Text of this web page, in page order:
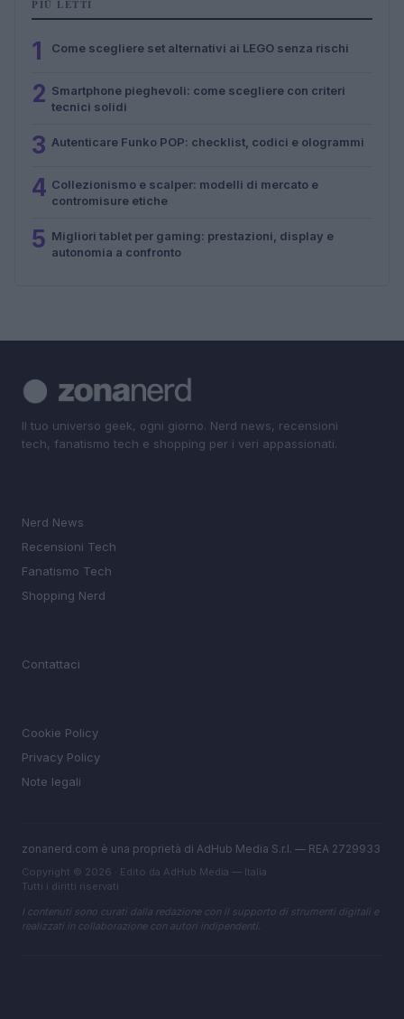
PIÙ LETTI
1 Come scegliere set alternativi ai LEGO senza rischi
2 Smartphone pieghevoli: come scegliere con criteri
tecnici solidi
3 Autenticare Funko POP: checklist, codici e ologrammi
4 Collezionismo e scalper: modelli di mercato e
contromisure etiche
5 Migliori tablet per gaming: prestazioni, display e
autonomia a confronto
Il tuo universo geek, ogni giorno. Nerd news, recensioni
tech, fanatismo tech e shopping per i veri appassionati.
Nerd News
Recensioni Tech
Fanatismo Tech
Shopping Nerd
Contattaci
Cookie Policy
Privacy Policy
Note legali
zonanerd.com è una proprietà di AdHub Media S.r.l. — REA 2729933
Copyright © 2026 · Edito da AdHub Media — Italia
Tutti i diritti riservati
I contenuti sono curati dalla redazione con il supporto di strumenti digitali e
realizzati in collaborazione con autori indipendenti.